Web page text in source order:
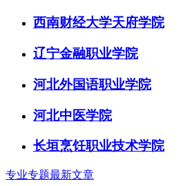
西南财经大学天府学院
辽宁金融职业学院
河北外国语职业学院
河北中医学院
长垣烹饪职业技术学院
专业专题最新文章